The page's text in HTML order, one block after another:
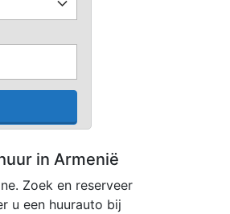
in Armenië
Zoek en reserveer
u een huurauto bij